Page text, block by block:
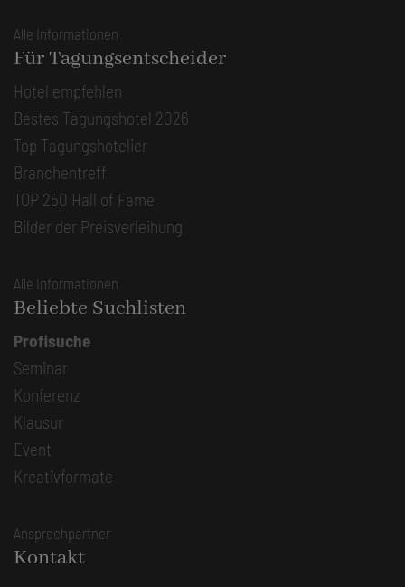
Alle Informationen
Für Tagungsentscheider
Hotel empfehlen
Bestes Tagungshotel 2026
Top Tagungshotelier
Branchentreff
TOP 250 Hall of Fame
Bilder der Preisverleihung
Alle Informationen
Beliebte Suchlisten
Profisuche
Seminar
Konferenz
Klausur
Event
Kreativformate
Ansprechpartner
Kontakt